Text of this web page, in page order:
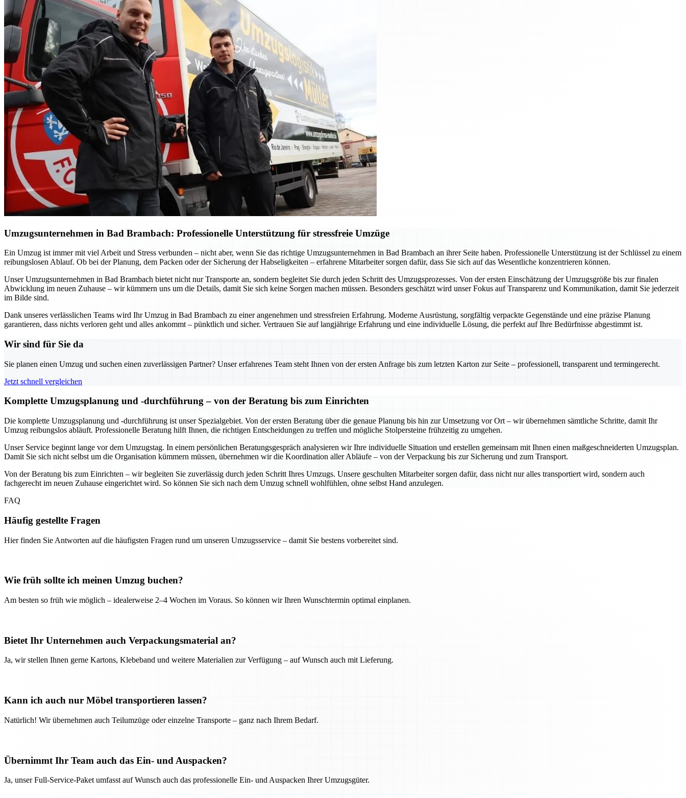
Umzugsunternehmen in Bad Brambach: Professionelle Unterstützung für stressfreie Umzüge
Ein Umzug ist immer mit viel Arbeit und Stress verbunden – nicht aber, wenn Sie das richtige Umzugsunternehmen in Bad Brambach an ihrer Seite haben. Professionelle Unterstützung ist der Schlüssel zu einem
reibungslosen Ablauf. Ob bei der Planung, dem Packen oder der Sicherung der Habseligkeiten – erfahrene Mitarbeiter sorgen dafür, dass Sie sich auf das Wesentliche konzentrieren können.
Unser Umzugsunternehmen in Bad Brambach bietet nicht nur Transporte an, sondern begleitet Sie durch jeden Schritt des Umzugsprozesses. Von der ersten Einschätzung der Umzugsgröße bis zur finalen
Abwicklung im neuen Zuhause – wir kümmern uns um die Details, damit Sie sich keine Sorgen machen müssen. Besonders geschätzt wird unser Fokus auf Transparenz und Kommunikation, damit Sie jederzeit
im Bilde sind.
Dank unseres verlässlichen Teams wird Ihr Umzug in Bad Brambach zu einer angenehmen und stressfreien Erfahrung. Moderne Ausrüstung, sorgfältig verpackte Gegenstände und eine präzise Planung
garantieren, dass nichts verloren geht und alles ankommt – pünktlich und sicher. Vertrauen Sie auf langjährige Erfahrung und eine individuelle Lösung, die perfekt auf Ihre Bedürfnisse abgestimmt ist.
Wir sind für Sie da
Sie planen einen Umzug und suchen einen zuverlässigen Partner? Unser erfahrenes Team steht Ihnen von der ersten Anfrage bis zum letzten Karton zur Seite – professionell, transparent und termingerecht.
Jetzt schnell vergleichen
Komplette Umzugsplanung und -durchführung – von der Beratung bis zum Einrichten
Die komplette Umzugsplanung und -durchführung ist unser Spezialgebiet. Von der ersten Beratung über die genaue Planung bis hin zur Umsetzung vor Ort – wir übernehmen sämtliche Schritte, damit Ihr
Umzug reibungslos abläuft. Professionelle Beratung hilft Ihnen, die richtigen Entscheidungen zu treffen und mögliche Stolpersteine frühzeitig zu umgehen.
Unser Service beginnt lange vor dem Umzugstag. In einem persönlichen Beratungsgespräch analysieren wir Ihre individuelle Situation und erstellen gemeinsam mit Ihnen einen maßgeschneiderten Umzugsplan.
Damit Sie sich nicht selbst um die Organisation kümmern müssen, übernehmen wir die Koordination aller Abläufe – von der Verpackung bis zur Sicherung und zum Transport.
Von der Beratung bis zum Einrichten – wir begleiten Sie zuverlässig durch jeden Schritt Ihres Umzugs. Unsere geschulten Mitarbeiter sorgen dafür, dass nicht nur alles transportiert wird, sondern auch
fachgerecht im neuen Zuhause eingerichtet wird. So können Sie sich nach dem Umzug schnell wohlfühlen, ohne selbst Hand anzulegen.
FAQ
Häufig gestellte Fragen
Hier finden Sie Antworten auf die häufigsten Fragen rund um unseren Umzugsservice – damit Sie bestens vorbereitet sind.
Wie früh sollte ich meinen Umzug buchen?
Am besten so früh wie möglich – idealerweise 2–4 Wochen im Voraus. So können wir Ihren Wunschtermin optimal einplanen.
Bietet Ihr Unternehmen auch Verpackungsmaterial an?
Ja, wir stellen Ihnen gerne Kartons, Klebeband und weitere Materialien zur Verfügung – auf Wunsch auch mit Lieferung.
Kann ich auch nur Möbel transportieren lassen?
Natürlich! Wir übernehmen auch Teilumzüge oder einzelne Transporte – ganz nach Ihrem Bedarf.
Übernimmt Ihr Team auch das Ein- und Auspacken?
Ja, unser Full-Service-Paket umfasst auf Wunsch auch das professionelle Ein- und Auspacken Ihrer Umzugsgüter.